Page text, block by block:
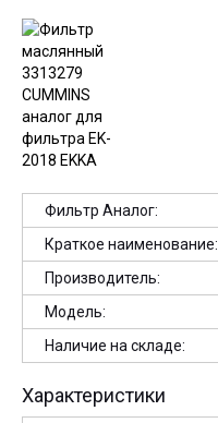
Фильтр Аналог:
Краткое наименование:
Производитель:
Модель:
Наличие на складе:
Характеристики